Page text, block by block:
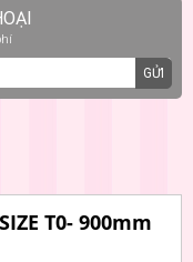
GỬI
T0- 900mm